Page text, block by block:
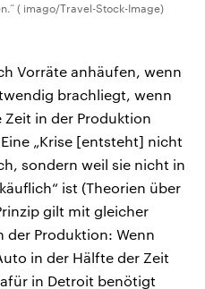
( imago/Travel-Stock-Image)
Vorräte anhäufen, wenn
brachliegt, wenn
in der Produktion
„Krise [entsteht] nicht
sondern weil sie nicht in
ist (Theorien über
gilt mit gleicher
der Produktion: Wenn
in der Hälfte der Zeit
in Detroit benötigt